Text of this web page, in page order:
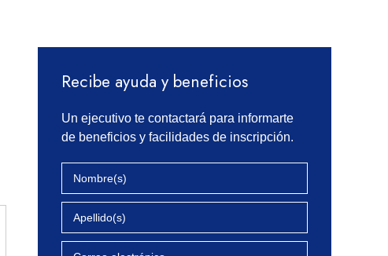
Recibe ayuda y beneficios
Un ejecutivo te contactará para informarte
de beneficios y facilidades de inscripción.